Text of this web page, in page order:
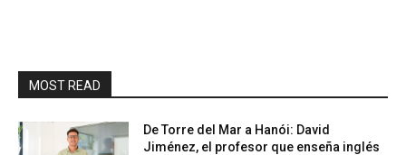
MOST READ
De Torre del Mar a Hanói: David
Jiménez, el profesor que enseña inglés